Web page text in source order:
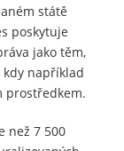
státě
poskytuje
jako těm,
například
prostředkem.
než 7 500